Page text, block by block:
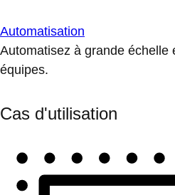
Automatisation
Automatisez à grande échelle
équipes.
Cas d'utilisation